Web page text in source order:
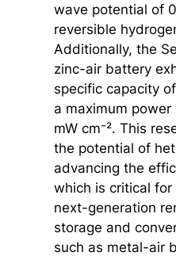
wave potential of
reversible
Additionally, the
zinc-air battery
specific capacity
a maximum
mW cm⁻². This
the potential of
advancing the
which is critical
next-generation
storage and
such as metal-air